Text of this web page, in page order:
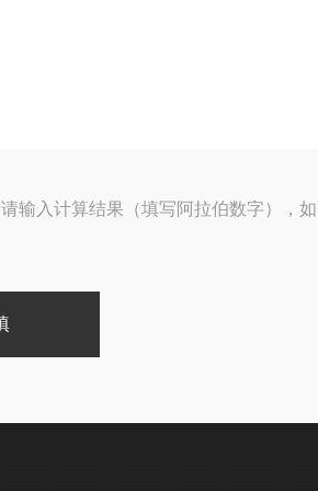
请输入计算结果（填写阿拉伯数字），